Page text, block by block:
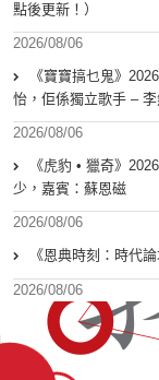
點後更新！）
2026/08/06
《寶寶搞乜鬼》
怡，佢係獨立歌手 –
2026/08/06
《虎豹 • 獵奇》
少，嘉賓：蘇恩磁
2026/08/06
《恩典時刻：時代
2026/08/06